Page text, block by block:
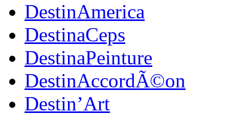
DestinAmerica
DestinaCeps
DestinaPeinture
DestinAccordÃ©on
Destin’Art